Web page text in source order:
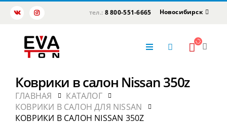
тел.: 8 800-551-6665 Новосибирск
Коврики в салон Nissan 350z
ГЛАВНАЯ
КАТАЛОГ
КОВРИКИ В САЛОН ДЛЯ NISSAN
КОВРИКИ В САЛОН NISSAN 350Z